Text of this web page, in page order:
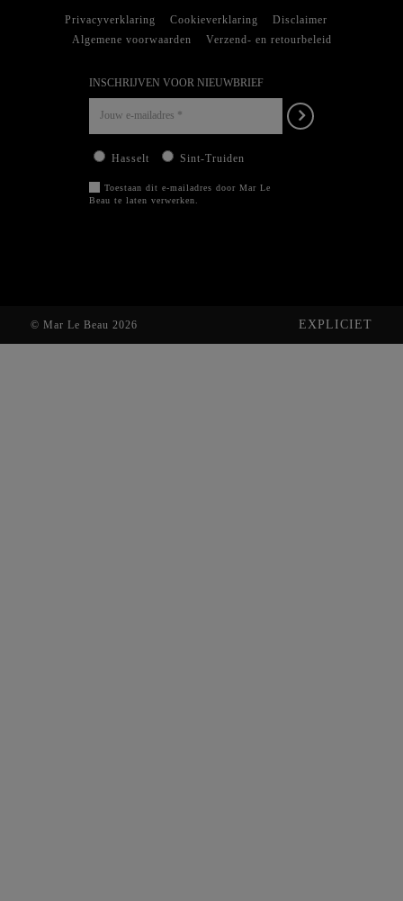
Privacyverklaring Cookieverklaring
Disclaimer
Algemene voorwaarden
Verzend- en retourbeleid
INSCHRIJVEN VOOR NIEUWBRIEF
Hasselt Sint-Truiden
Toestaan dit e-mailadres door Mar Le
Beau te laten verwerken.
© Mar Le Beau 2026 EXPLICIET